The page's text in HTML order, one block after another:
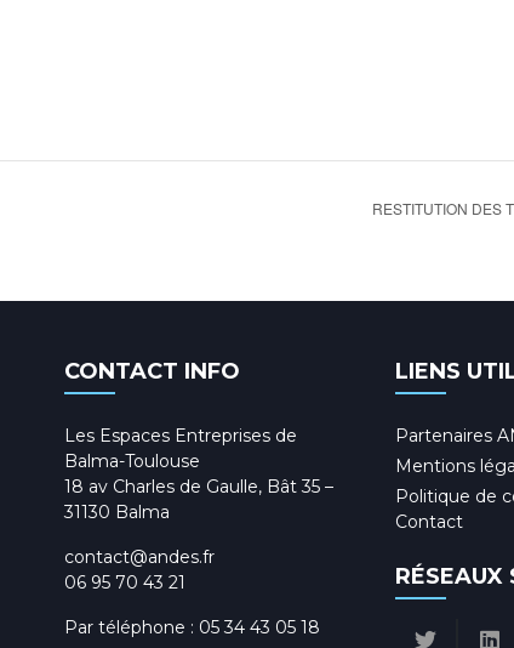
RESTITUTION DES
CONTACT INFO
Les Espaces Entreprises de
Balma-Toulouse
18 av Charles de Gaulle, Bât 35 –
31130 Balma
contact@andes.fr
06 95 70 43 21
Par téléphone : 05 34 43 05 18
LIENS
Partenaires
Mentions
Politique de
Contact
RÉSEAUX